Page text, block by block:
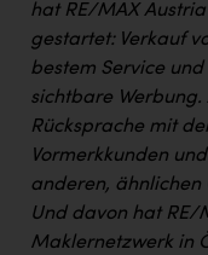
hat RE/MAX Austria
gestartet: Verkauf
bestem Service
sichtbare
Rücksprache mit
Vormerkkunden
anderen, ähnlichen
Und davon hat RE/
Maklernetzwerk in